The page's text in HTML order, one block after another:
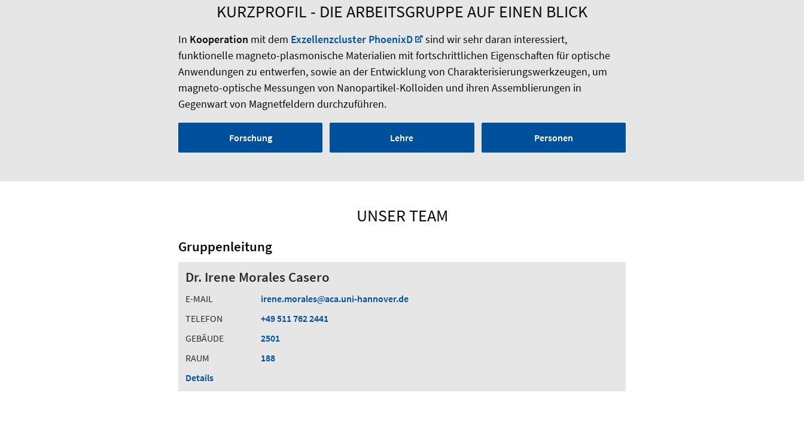
KURZPROFIL - DIE ARBEITSGRUPPE AUF EINEN BLICK
In Kooperation mit dem Exzellenzcluster PhoenixD
sind wir sehr daran interessiert,
funktionelle magneto-plasmonische Materialien mit fortschrittlichen Eigenschaften für optische
Anwendungen zu entwerfen, sowie an der Entwicklung von Charakterisierungswerkzeugen, um
magneto-optische Messungen von Nanopartikel-Kolloiden und ihren Assemblierungen in
Gegenwart von Magnetfeldern durchzuführen.
Forschung Lehre Personen
UNSER TEAM
Gruppenleitung
Dr. Irene Morales Casero
E-MAIL irene.morales
aca.uni-hannover.de
TELEFON
+49 511 762 2441
GEBÄUDE
2501
RAUM
188
Details